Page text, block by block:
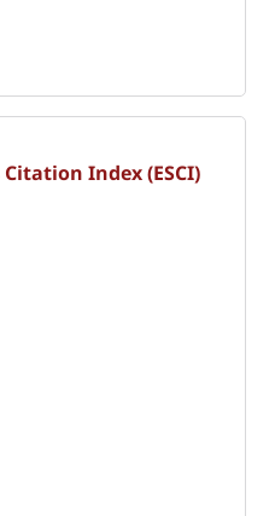
Index (ESCI)